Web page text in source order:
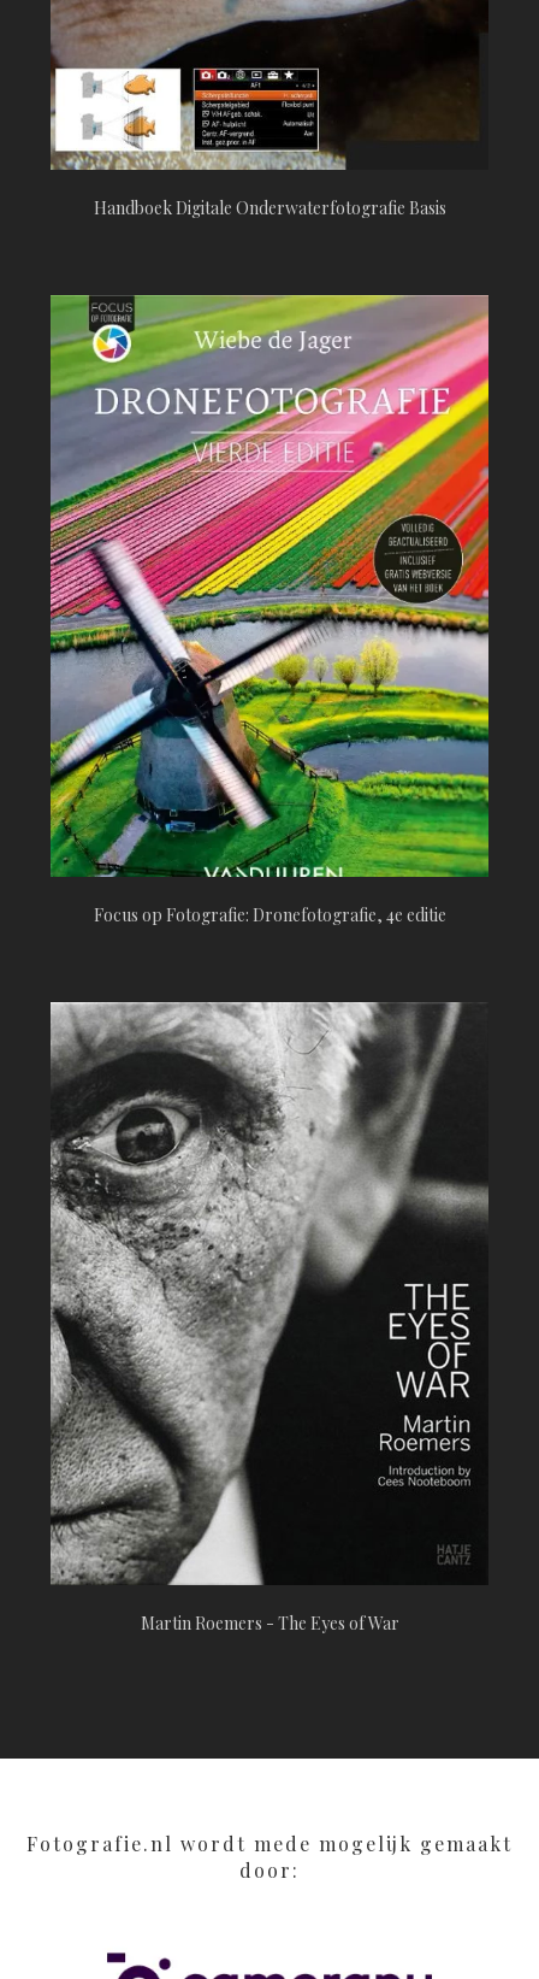
Handboek Digitale Onderwaterfotografie Basis
Focus op Fotografie: Dronefotografie, 4e editie
Martin Roemers - The Eyes of War
Fotografie.nl wordt mede mogelijk gemaakt
door: